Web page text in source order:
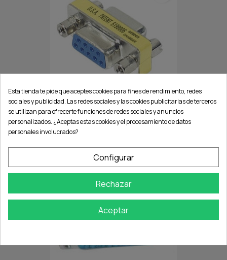
MINI CAMBIADOR DE GENERO...
Esta tienda te pide que aceptes cookies para fines de rendimiento, redes
sociales y publicidad. Las redes sociales y las cookies publicitarias de terceros
se utilizan para ofrecerte funciones de redes sociales y anuncios
personalizados. ¿Aceptas estas cookies y el procesamiento de datos
personales involucrados?
Configurar
Rechazar
Aceptar